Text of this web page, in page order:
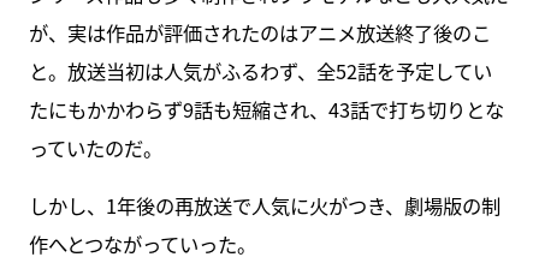
が、実は作品が評価されたのはアニメ放送終了後のこ
と。放送当初は人気がふるわず、全52話を予定してい
たにもかかわらず9話も短縮され、43話で打ち切りとな
っていたのだ。
しかし、1年後の再放送で人気に火がつき、劇場版の制
作へとつながっていった。